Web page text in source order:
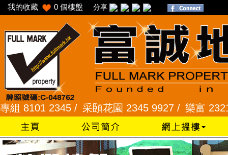
我的收藏 0 個樓盤 分享
2345 /采頣花園 2345 9927 /樂富 2321